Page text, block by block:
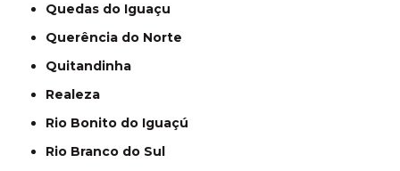
Quedas do Iguaçu
Querência do Norte
Quitandinha
Realeza
Rio Bonito do Iguaçú
Rio Branco do Sul